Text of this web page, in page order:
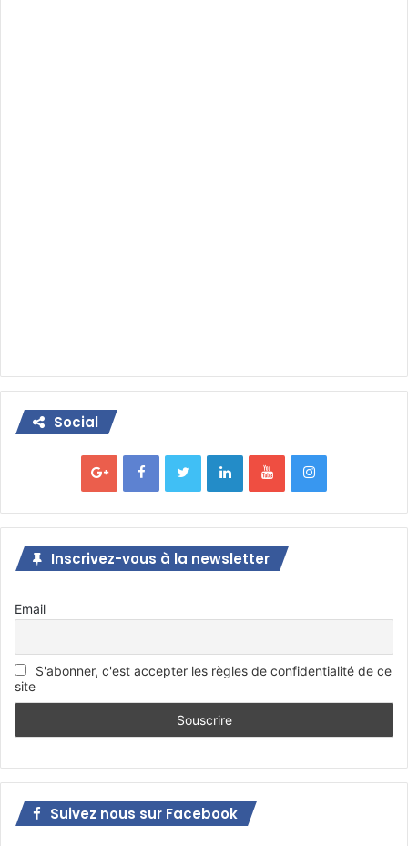
Social
Inscrivez-vous à la newsletter
Email
S'abonner, c'est accepter les règles de confidentialité de ce
site
Suivez nous sur Facebook